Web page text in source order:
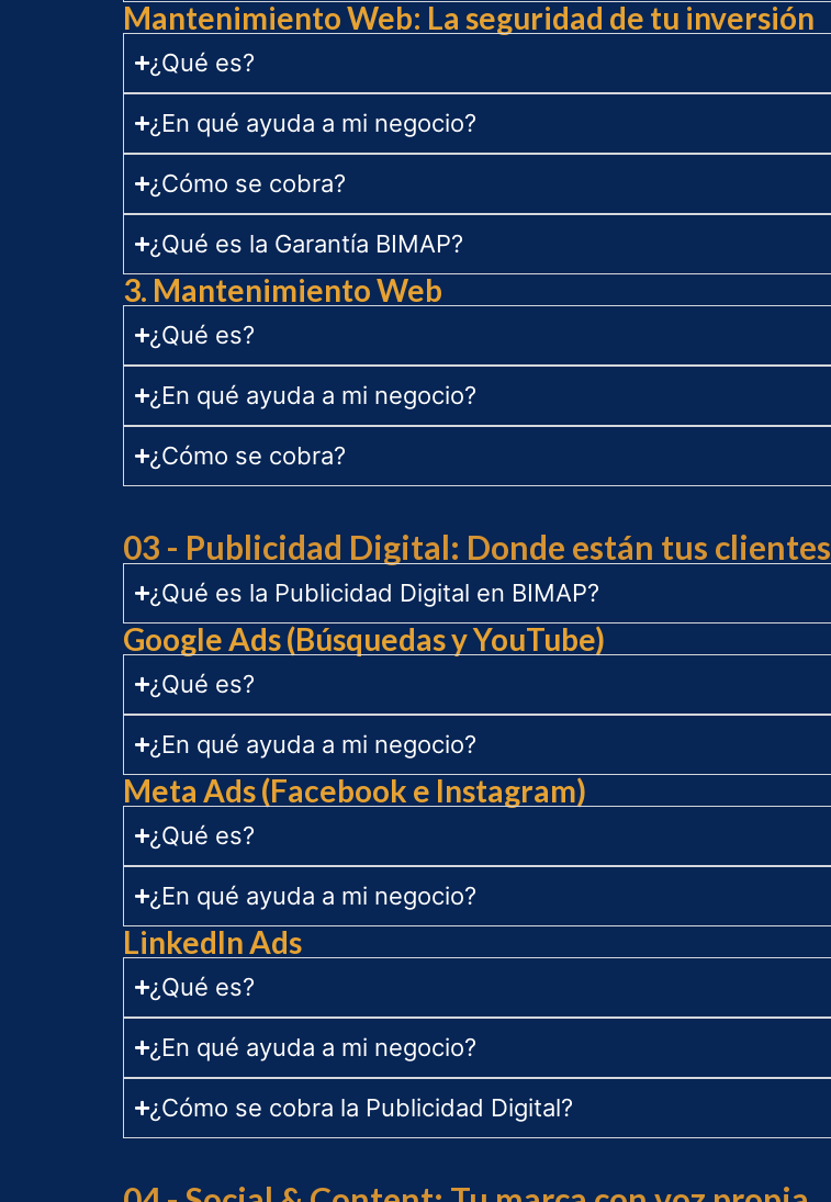
Mantenimiento Web: La seguridad de tu inversión
¿Qué es?
¿En qué ayuda a mi negocio?
¿Cómo se cobra?
¿Qué es la Garantía BIMAP?
3. Mantenimiento Web
¿Qué es?
¿En qué ayuda a mi negocio?
¿Cómo se cobra?
03 - Publicidad Digital: Donde están tus clientes
¿Qué es la Publicidad Digital en BIMAP?
Google Ads (Búsquedas y YouTube)
¿Qué es?
¿En qué ayuda a mi negocio?
Meta Ads (Facebook e Instagram)
¿Qué es?
¿En qué ayuda a mi negocio?
LinkedIn Ads
¿Qué es?
¿En qué ayuda a mi negocio?
¿Cómo se cobra la Publicidad Digital?